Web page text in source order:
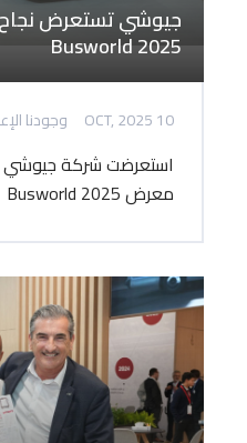
جيوشي تستعرض
Busworld 2025
10 OCT, 2025 وجودنا
استعرضت شركة جيوشي
معرض Busworld 2025